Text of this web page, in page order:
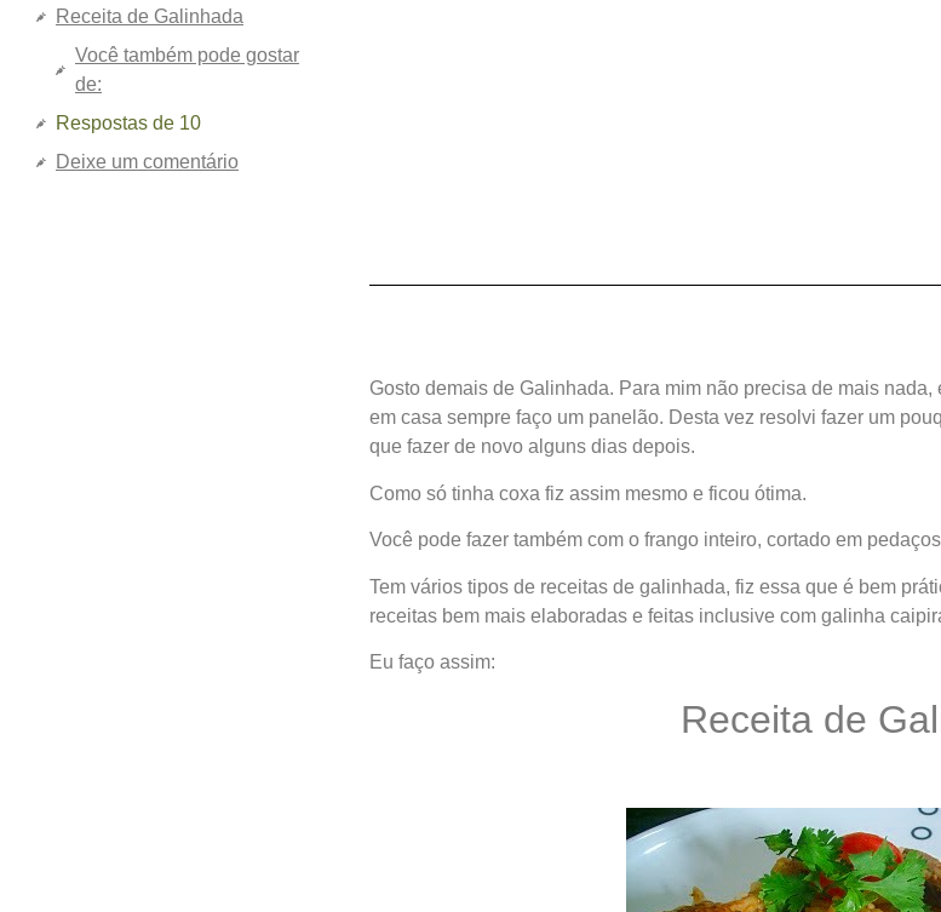
Receita de Galinhada
Você também pode gostar
de:
Respostas de 10
Deixe um comentário
Gosto demais de Galinhada. Para mim não precisa de mais
em casa sempre faço um panelão. Desta vez resolvi fazer um
que fazer de novo alguns dias depois.
Como só tinha coxa fiz assim mesmo e ficou ótima.
Você pode fazer também com o frango inteiro, cortado em
Tem vários tipos de receitas de galinhada, fiz essa que é bem
receitas bem mais elaboradas e feitas inclusive com galinha
Eu faço assim:
Receita de